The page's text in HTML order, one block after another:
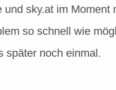
sky.at im Moment
so schnell wie
später noch einmal.